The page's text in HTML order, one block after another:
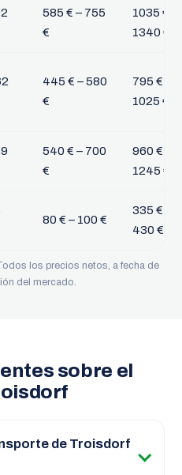
585 € – 755
€
1035 € –
1340 €
445 € – 580
€
795 € –
1025 €
540 € – 700
€
960 € –
1245 €
80 € – 100 €
335 € –
430 €
los precios netos, a fecha de
del mercado.
sobre el
de Troisdorf